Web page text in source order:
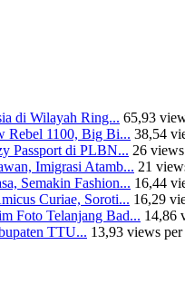
di Wilayah Ring... 65,93
Rebel 1100, Big Bi... 38,54
Passport di PLBN... 26
Imigrasi Atamb... 21
Semakin Fashion... 16,44
Curiae, Soroti... 16,29
Foto Telanjang Bad... 14,86
TTU... 13,93 views